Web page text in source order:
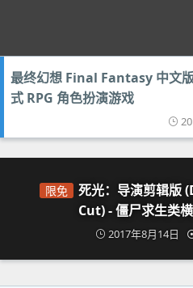
最终幻想 Final Fantasy 中文
式 RPG 角色扮演游戏
限免
死光：导演剪辑版
Cut) - 僵尸求生类
2017年8月14日